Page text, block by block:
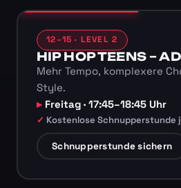
12–15 · LEVEL 2
HIP HOP TEENS –
Mehr Tempo, komplexere
Style.
Freitag · 17:45–18:45 Uhr
Kostenlose Schnupperstunde
Schnupperstunde sichern